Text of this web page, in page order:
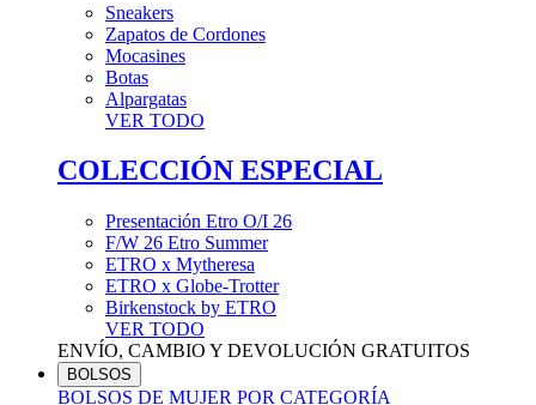
Sneakers
Zapatos de Cordones
Mocasines
Botas
Alpargatas
VER TODO
COLECCIÓN ESPECIAL
Presentación Etro O/I 26
F/W 26 Etro Summer
ETRO x Mytheresa
ETRO x Globe-Trotter
Birkenstock by ETRO
VER TODO
ENVÍO, CAMBIO Y DEVOLUCIÓN GRATUITOS
BOLSOS
BOLSOS DE MUJER POR CATEGORÍA